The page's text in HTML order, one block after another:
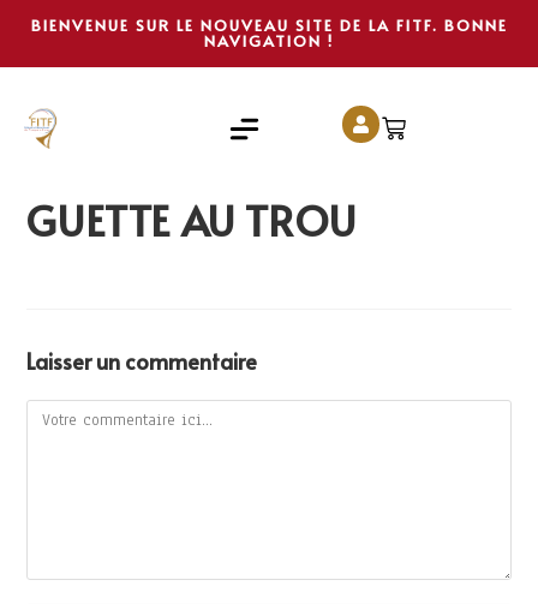
BIENVENUE SUR LE NOUVEAU SITE DE LA FITF. BONNE
NAVIGATION !
GUETTE AU TROU
Laisser un commentaire